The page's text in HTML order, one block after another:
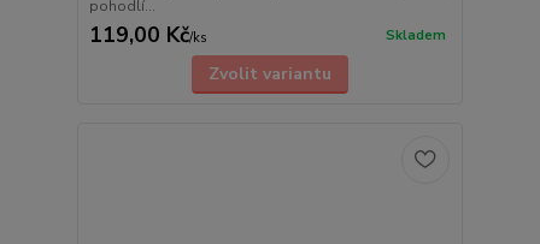
pohodlí...
119,00 Kč/ks Skladem
Zvolit variantu